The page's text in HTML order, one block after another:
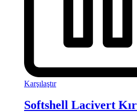
Karşılaştır
Softshell Lacivert